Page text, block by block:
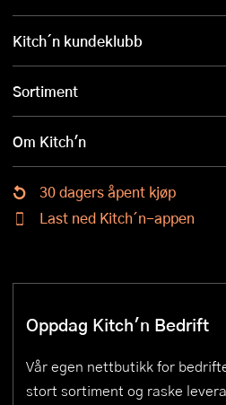
Kitch´n kundeklubb
Sortiment
Om Kitch'n
30 dagers åpent kjøp
Last ned Kitch´n-appen
Oppdag Kitch'n Bedrift
Vår egen nettbutikk for
stort sortiment og raske